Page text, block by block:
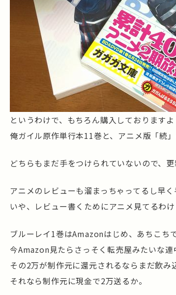
というわけで、もちろん購入しておりますよ
俺ガイル原作単行本11巻と、アニメ版「続」
どちらもまだ手をつけられていないので、更
アニメのレビューも溜まっちゃってるし早く
いや、レビュー書くためにアニメ見てるわ
ブルーレイ1巻はAmazonはじめ、あちこち
今Amazon見たらさっそく転売屋みたいな
その2万が制作元に還元されるならまだ飲み
それなら制作元に現金で2万送るか。